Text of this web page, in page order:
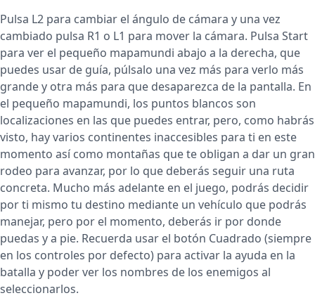
Pulsa L2 para cambiar el ángulo de cámara y una vez
cambiado pulsa R1 o L1 para mover la cámara. Pulsa Start
para ver el pequeño mapamundi abajo a la derecha, que
puedes usar de guía, púlsalo una vez más para verlo más
grande y otra más para que desaparezca de la pantalla. En
el pequeño mapamundi, los puntos blancos son
localizaciones en las que puedes entrar, pero, como habrás
visto, hay varios continentes inaccesibles para ti en este
momento así como montañas que te obligan a dar un gran
rodeo para avanzar, por lo que deberás seguir una ruta
concreta. Mucho más adelante en el juego, podrás decidir
por ti mismo tu destino mediante un vehículo que podrás
manejar, pero por el momento, deberás ir por donde
puedas y a pie. Recuerda usar el botón Cuadrado (siempre
en los controles por defecto) para activar la ayuda en la
batalla y poder ver los nombres de los enemigos al
seleccionarlos.